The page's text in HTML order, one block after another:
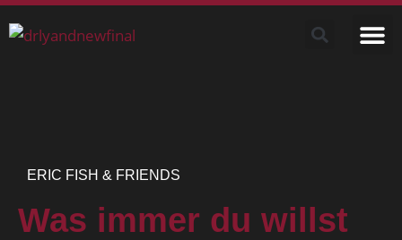
ERIC FISH & FRIENDS
Was immer du willst